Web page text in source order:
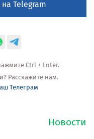
Telegram
Ctrl + Enter.
Расскажите нам.
Телеграм